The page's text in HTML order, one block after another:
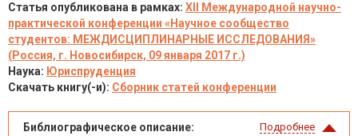
Статья опубликована в рамках: XII Международной научно-
практической конференции «Научное сообщество
студентов: МЕЖДИСЦИПЛИНАРНЫЕ ИССЛЕДОВАНИЯ»
(Россия, г. Новосибирск, 09 января 2017 г.)
Наука: Юриспруденция
Скачать книгу(-и): Сборник статей конференции
Библиографическое описание: Подробнее